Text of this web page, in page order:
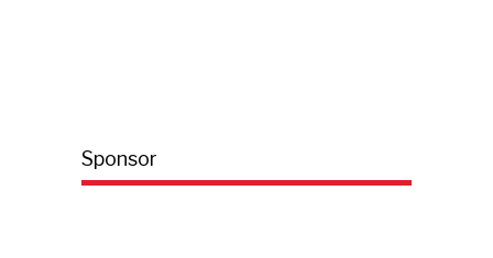
Sponsor